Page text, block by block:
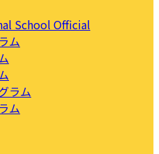
School Official
ム
ラム
ム